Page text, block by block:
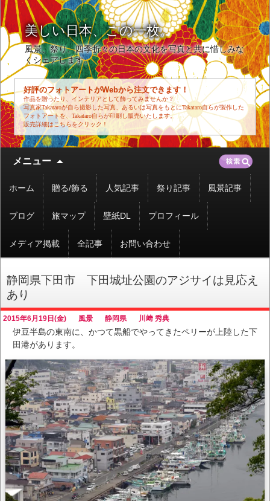
美しい日本、この一枚。
風景、祭り、四季折々の日本の文化を写真と共に惜しみな
くシェアします。
好評のフォトアートがWebから注文できます！
作品を贈ったり、インテリアとして飾ってみませんか？
写真家Takataroが自ら撮影した写真、あるいは写真をもとにTakataro自らが製作した
フォトアートを、Takataro自らが印刷し販売いたします。
販売詳細はこちらをクリック！
メニュー
テ
ツ
移
動
ホーム 贈る/飾る 人気記事 祭り記事 風景記事
ブログ 旅マップ 壁紙DL プロフィール
メディア掲載 全記事 お問い合わせ
検
索:
静岡県下田市 下田城址公園のアジサイは見応え
あり
2015年6月19日(金) 風景 静岡県 川﨑 秀典
伊豆半島の東南に、かつて黒船でやってきたペリーが上陸した下
田港があります。